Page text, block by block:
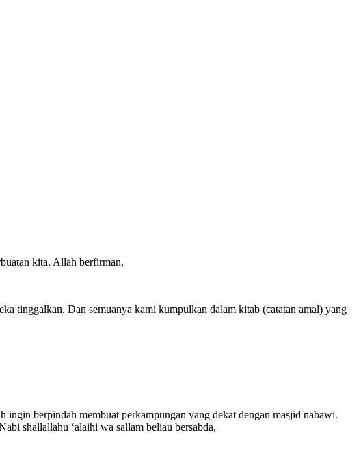
kita. Allah berfirman,
tinggalkan. Dan semuanya kami kumpulkan dalam kitab (catatan amal) yang
berpindah membuat perkampungan yang dekat dengan masjid nabawi.
shallallahu ‘alaihi wa sallam beliau bersabda,